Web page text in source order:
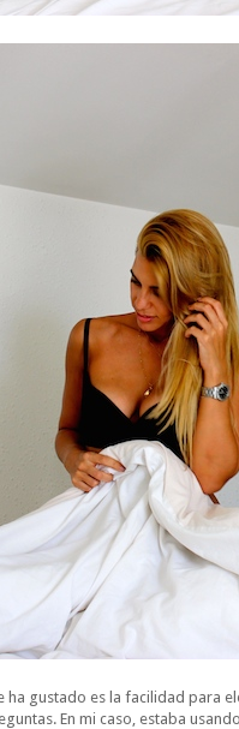
ha gustado es la facilidad para
En mi caso, estaba